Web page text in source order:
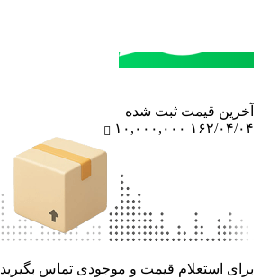
آخرین‌ قیمت ثبت‌ شده
۱۶۲/۰۴/۰۴ ۱۰,۰۰۰,۰۰۰
برای استعلام قیمت و موجودی تماس بگیرید